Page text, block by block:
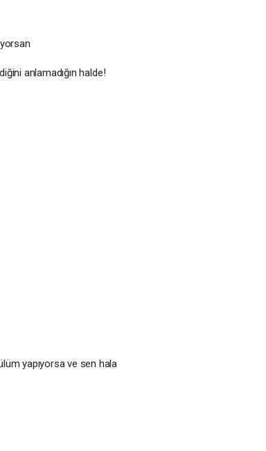
anlamadığın halde!
yapıyorsa ve sen hala